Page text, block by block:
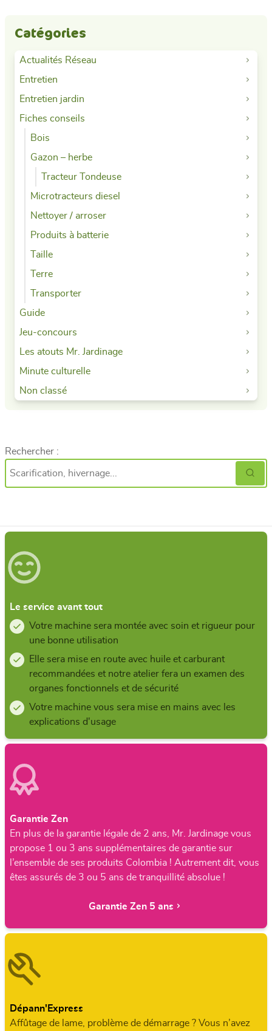
Catégories
Actualités Réseau
Entretien
Entretien jardin
Fiches conseils
Bois
Gazon – herbe
Tracteur Tondeuse
Microtracteurs diesel
Nettoyer / arroser
Produits à batterie
Taille
Terre
Transporter
Guide
Jeu-concours
Les atouts Mr. Jardinage
Minute culturelle
Non classé
Rechercher :
Le service avant tout
Votre machine sera montée avec soin et rigueur pour
une bonne utilisation
Elle sera mise en route avec huile et carburant
recommandées et notre atelier fera un examen des
organes fonctionnels et de sécurité
Votre machine vous sera mise en mains avec les
explications d'usage
Garantie Zen
En plus de la garantie légale de 2 ans, Mr. Jardinage vous
propose 1 ou 3 ans supplémentaires de garantie sur
l’ensemble de ses produits Colombia ! Autrement dit, vous
êtes assurés de 3 ou 5 ans de tranquillité absolue !
Garantie Zen 5 ans
Dépann'Express
Affûtage de lame, problème de démarrage ? Vous n’avez